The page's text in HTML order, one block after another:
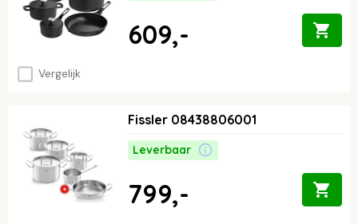
Vergelijk
609,-
Fissler 08438806001
Leverbaar
799,-